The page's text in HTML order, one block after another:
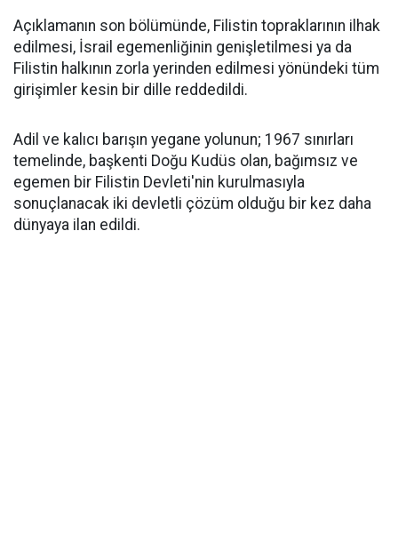
Açıklamanın son bölümünde, Filistin topraklarının ilhak
edilmesi, İsrail egemenliğinin genişletilmesi ya da
Filistin halkının zorla yerinden edilmesi yönündeki tüm
girişimler kesin bir dille reddedildi.
Adil ve kalıcı barışın yegane yolunun; 1967 sınırları
temelinde, başkenti Doğu Kudüs olan, bağımsız ve
egemen bir Filistin Devleti'nin kurulmasıyla
sonuçlanacak iki devletli çözüm olduğu bir kez daha
dünyaya ilan edildi.